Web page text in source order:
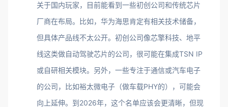
关于国内玩家，目前能看到一些初创公司和传统芯片
厂商在布局。比如，华为海思肯定有相关技术储备，
但具体产品线不太公开。初创公司像芯擎科技、地平
线这类做自动驾驶芯片的公司，很可能在集成TSN IP
或自研相关模块。另外，一些专注于通信或汽车电子
的公司，比如裕太微电子（做车载PHY的），可能会
向上延伸。到2026年，这个名单应该会更清晰，但现